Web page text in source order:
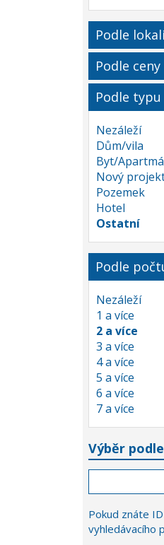
Podle
Podle ceny
Podle
Nezáleží
Dům/vila
Byt/
Nový
Pozemek
Hotel
Ostatní
Podle
Nezáleží
1 a více
2 a více
3 a více
4 a více
5 a více
6 a více
7 a více
Výběr
Pokud znáte
vyhledávacího